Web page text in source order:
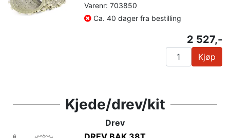
Varenr: 703850
Ca. 40 dager fra bestilling
2 527,-
Kjøp
Kjede/drev/kit
Drev